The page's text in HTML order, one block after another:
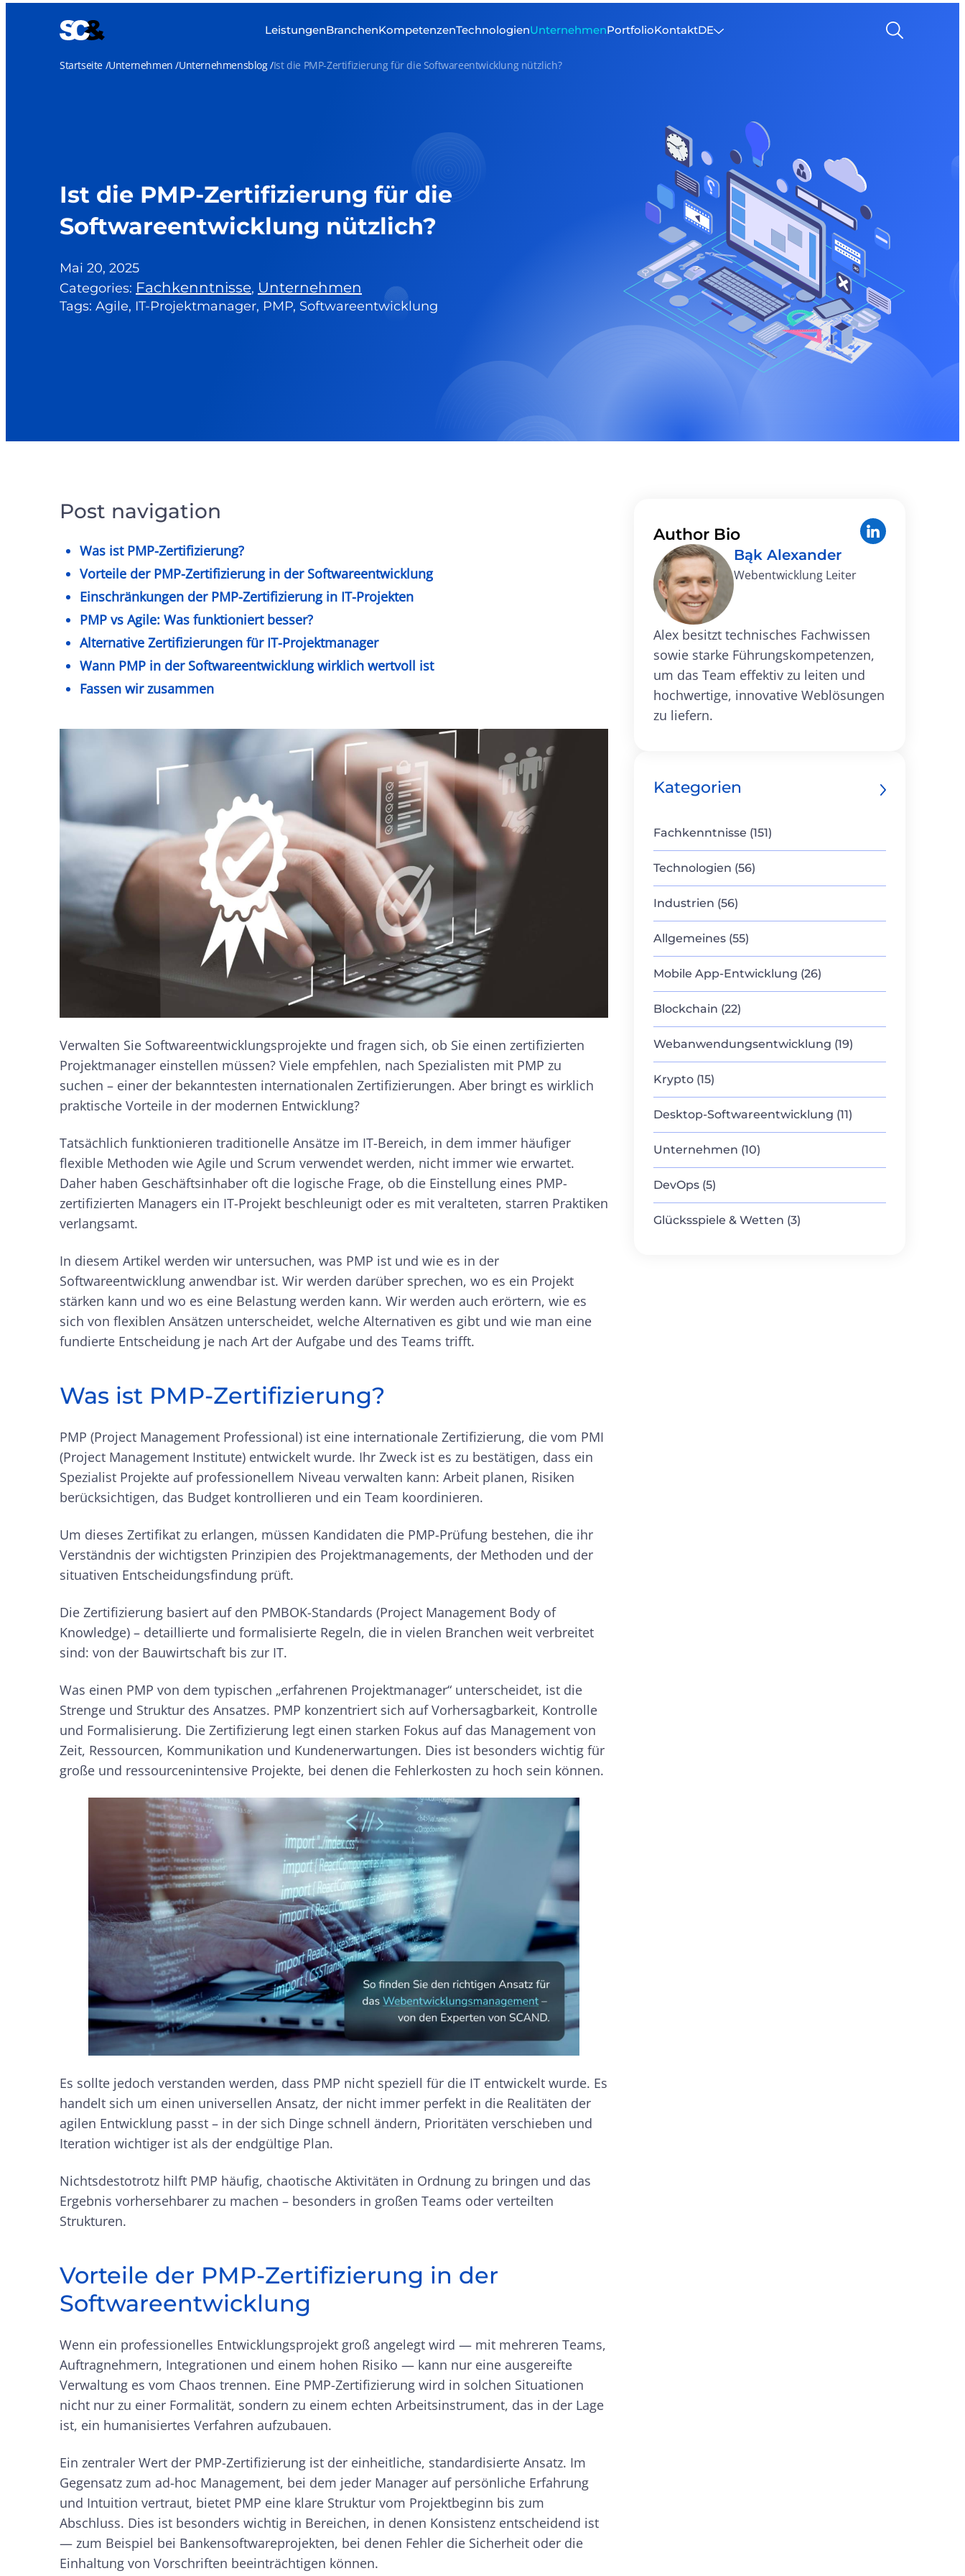
LeistungenBranchenKompetenzenTechnologienUnternehmenPortfolioKontaktDE
Startseite Unternehmen Unternehmensblog Ist die PMP-Zertifizierung für die Softwareentwicklung nützlich?
Ist die PMP-Zertifizierung für die
Softwareentwicklung nützlich?
Mai 20, 2025
Categories: Fachkenntnisse, Unternehmen
Tags: Agile, IT-Projektmanager, PMP, Softwareentwicklung
Post navigation
Was ist PMP-Zertifizierung?
Vorteile der PMP-Zertifizierung in der Softwareentwicklung
Einschränkungen der PMP-Zertifizierung in IT-Projekten
PMP vs Agile: Was funktioniert besser?
Alternative Zertifizierungen für IT-Projektmanager
Wann PMP in der Softwareentwicklung wirklich wertvoll ist
Fassen wir zusammen
Verwalten Sie Softwareentwicklungsprojekte und fragen sich, ob Sie einen zertifizierten
Projektmanager einstellen müssen? Viele empfehlen, nach Spezialisten mit PMP zu
suchen – einer der bekanntesten internationalen Zertifizierungen. Aber bringt es wirklich
praktische Vorteile in der modernen Entwicklung?
Tatsächlich funktionieren traditionelle Ansätze im IT-Bereich, in dem immer häufiger
flexible Methoden wie Agile und Scrum verwendet werden, nicht immer wie erwartet.
Daher haben Geschäftsinhaber oft die logische Frage, ob die Einstellung eines PMP-
zertifizierten Managers ein IT-Projekt beschleunigt oder es mit veralteten, starren Praktiken
verlangsamt.
In diesem Artikel werden wir untersuchen, was PMP ist und wie es in der
Softwareentwicklung anwendbar ist. Wir werden darüber sprechen, wo es ein Projekt
stärken kann und wo es eine Belastung werden kann. Wir werden auch erörtern, wie es
sich von flexiblen Ansätzen unterscheidet, welche Alternativen es gibt und wie man eine
fundierte Entscheidung je nach Art der Aufgabe und des Teams trifft.
Was ist PMP-Zertifizierung?
PMP (Project Management Professional) ist eine internationale Zertifizierung, die vom PMI
(Project Management Institute) entwickelt wurde. Ihr Zweck ist es zu bestätigen, dass ein
Spezialist Projekte auf professionellem Niveau verwalten kann: Arbeit planen, Risiken
berücksichtigen, das Budget kontrollieren und ein Team koordinieren.
Um dieses Zertifikat zu erlangen, müssen Kandidaten die PMP-Prüfung bestehen, die ihr
Verständnis der wichtigsten Prinzipien des Projektmanagements, der Methoden und der
situativen Entscheidungsfindung prüft.
Die Zertifizierung basiert auf den PMBOK-Standards (Project Management Body of
Knowledge) – detaillierte und formalisierte Regeln, die in vielen Branchen weit verbreitet
sind: von der Bauwirtschaft bis zur IT.
Was einen PMP von dem typischen „erfahrenen Projektmanager“ unterscheidet, ist die
Strenge und Struktur des Ansatzes. PMP konzentriert sich auf Vorhersagbarkeit, Kontrolle
und Formalisierung. Die Zertifizierung legt einen starken Fokus auf das Management von
Zeit, Ressourcen, Kommunikation und Kundenerwartungen. Dies ist besonders wichtig für
große und ressourcenintensive Projekte, bei denen die Fehlerkosten zu hoch sein können.
Es sollte jedoch verstanden werden, dass PMP nicht speziell für die IT entwickelt wurde. Es
handelt sich um einen universellen Ansatz, der nicht immer perfekt in die Realitäten der
agilen Entwicklung passt – in der sich Dinge schnell ändern, Prioritäten verschieben und
Iteration wichtiger ist als der endgültige Plan.
Nichtsdestotrotz hilft PMP häufig, chaotische Aktivitäten in Ordnung zu bringen und das
Ergebnis vorhersehbarer zu machen – besonders in großen Teams oder verteilten
Strukturen.
Vorteile der PMP-Zertifizierung in der
Softwareentwicklung
Wenn ein professionelles Entwicklungsprojekt groß angelegt wird — mit mehreren Teams,
Auftragnehmern, Integrationen und einem hohen Risiko — kann nur eine ausgereifte
Verwaltung es vom Chaos trennen. Eine PMP-Zertifizierung wird in solchen Situationen
nicht nur zu einer Formalität, sondern zu einem echten Arbeitsinstrument, das in der Lage
ist, ein humanisiertes Verfahren aufzubauen.
Ein zentraler Wert der PMP-Zertifizierung ist der einheitliche, standardisierte Ansatz. Im
Gegensatz zum ad-hoc Management, bei dem jeder Manager auf persönliche Erfahrung
und Intuition vertraut, bietet PMP eine klare Struktur vom Projektbeginn bis zum
Abschluss. Dies ist besonders wichtig in Bereichen, in denen Konsistenz entscheidend ist
— zum Beispiel bei Bankensoftwareprojekten, bei denen Fehler die Sicherheit oder die
Einhaltung von Vorschriften beeinträchtigen können.
Author Bio
Bąk Alexander
Webentwicklung Leiter
Alex besitzt technisches Fachwissen
sowie starke Führungskompetenzen,
um das Team effektiv zu leiten und
hochwertige, innovative Weblösungen
zu liefern.
Kategorien
Fachkenntnisse (151)
Technologien (56)
Industrien (56)
Allgemeines (55)
Mobile App-Entwicklung (26)
Blockchain (22)
Webanwendungsentwicklung (19)
Krypto (15)
Desktop-Softwareentwicklung (11)
Unternehmen (10)
DevOps (5)
Glücksspiele & Wetten (3)